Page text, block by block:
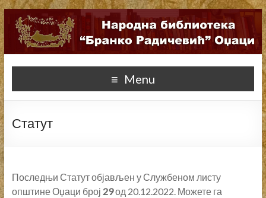
Menu
Статут
Последњи Статут објављен у Службеном листу
општине Оџаци број 29од 20.12.2022. Можете га